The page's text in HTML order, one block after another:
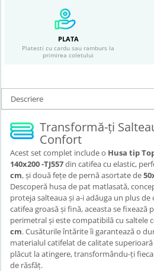
PLATA
Platesti cu cardu sau ramburs la
primirea coletului
Descriere
Transformă-ți
Confort
Acest set complet include o Husa tip
140x200 -TJ557din catifea cu elastic,
cm, și două fețe de pernă asortate de
Descoperă husa de pat matlasată,
proteja salteaua și a-i adăuga un plus
catifea groasă și fină, aceasta se
perimetral și este compatibilă cu saltele
cm. Cusăturile întărite îi garantează o
materialul catifelat de calitate
plăcut la atingere, transformându-ți
de răsfăț.